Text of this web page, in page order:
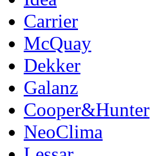
Carrier
McQuay
Dekker
Galanz
Cooper&Hunter
NeoClima